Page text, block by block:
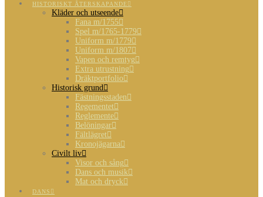
HISTORISKT ÅTERSKAPANDE
Kläder och utseende
Fana m/1755
Spel m/1765-1779
Uniform m/1779
Uniform m/1807
Vapen och remtyg
Extra utrustning
Dräktportfolio
Historisk grund
Fästningsstaden
Regementet
Reglemente
Belöningar
Fältlägret
Kronojägarna
Civilt liv
Visor och sång
Dans och musik
Mat och dryck
DANS